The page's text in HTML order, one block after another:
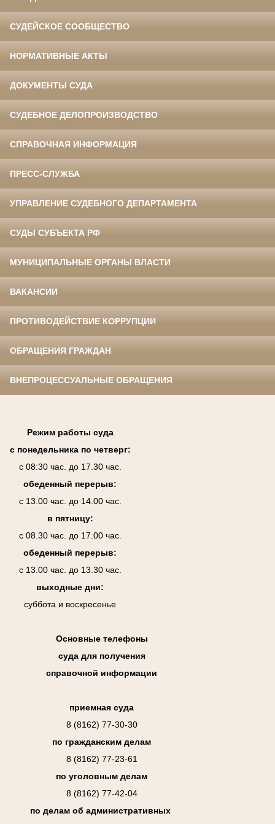
СУДЕЙСКОЕ СООБЩЕСТВО
НОРМАТИВНЫЕ АКТЫ
ДОКУМЕНТЫ СУДА
СУДЕБНОЕ ДЕЛОПРОИЗВОДСТВО
СПРАВОЧНАЯ ИНФОРМАЦИЯ
ПРЕСС-СЛУЖБА
УПРАВЛЕНИЕ СУДЕБНОГО ДЕПАРТАМЕНТА
СУДЫ СУБЪЕКТА РФ
МУНИЦИПАЛЬНЫЕ ОРГАНЫ ВЛАСТИ
ВАКАНСИИ
ПРОТИВОДЕЙСТВИЕ КОРРУПЦИИ
ОБРАЩЕНИЯ ГРАЖДАН
ВНЕПРОЦЕССУАЛЬНЫЕ ОБРАЩЕНИЯ
Режим работы суда
с понедельника по четверг:
с 08:30 час. до 17.30 час.
обеденный перерыв:
с 13.00 час. до 14.00 час.
в пятницу:
с 08.30 час. до 17.00 час.
обеденный перерыв:
с 13.00 час. до 13.30 час.
выходные дни:
суббота и воскресенье
Основные телефоны
суда для получения
справочной информации
приемная суда
8 (8162) 77-30-30
по гражданским делам
8 (8162) 77-23-61
по уголовным делам
8 (8162) 77-42-04
по делам об административных